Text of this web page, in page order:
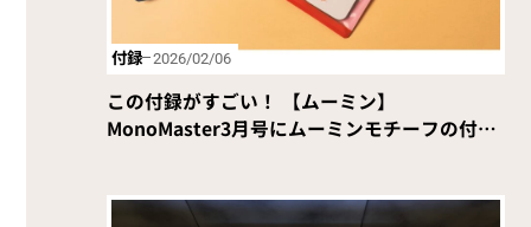
この付録がすごい！ 【ムーミン】
MonoMaster3月号にムーミンモチーフの付録
付録 2026/02/06